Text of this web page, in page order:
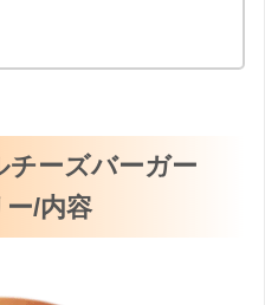
チーズバーガー
/内容